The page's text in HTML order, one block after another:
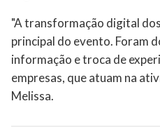
"A transformação digital
principal do evento. Foram
informação e troca de
empresas, que atuam na
Melissa.